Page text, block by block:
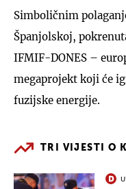
Simboličnim
Španjolskoj,
IFMIF-DONES –
megaprojekt koji će
fuzijske energije.
TRI VIJESTI O